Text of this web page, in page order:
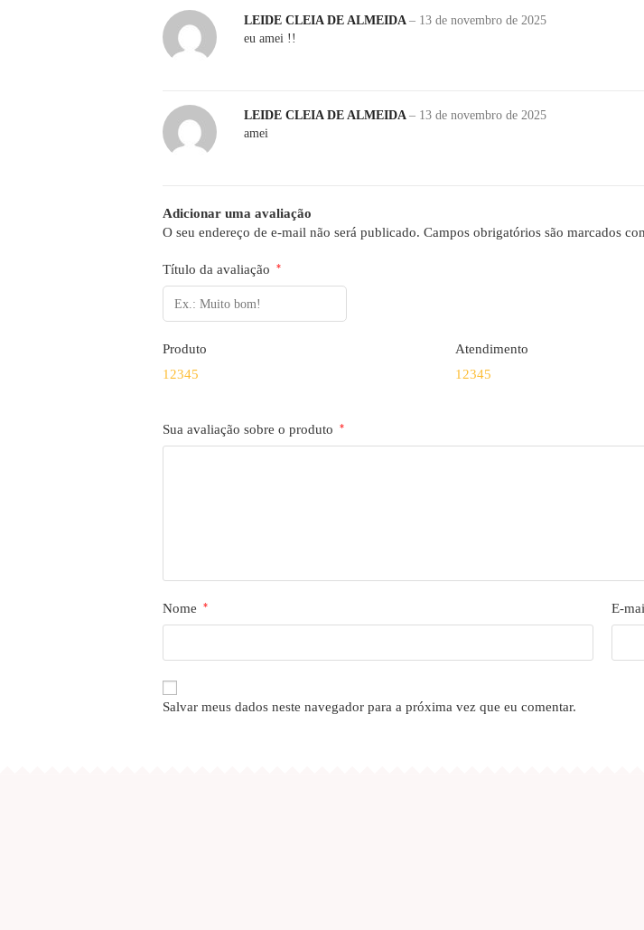
LEIDE CLEIA DE ALMEIDA – 13 de novembro de 2025
eu amei !!
LEIDE CLEIA DE ALMEIDA – 13 de novembro de 2025
amei
Adicionar uma avaliação
O seu endereço de e-mail não será publicado. Campos obrigatórios são marcados
Título da avaliação *
Produto
1 2345
Atendimento
1 2345
Sua avaliação sobre o produto *
Nome * E-
Salvar meus dados neste navegador para a próxima vez que eu comentar.